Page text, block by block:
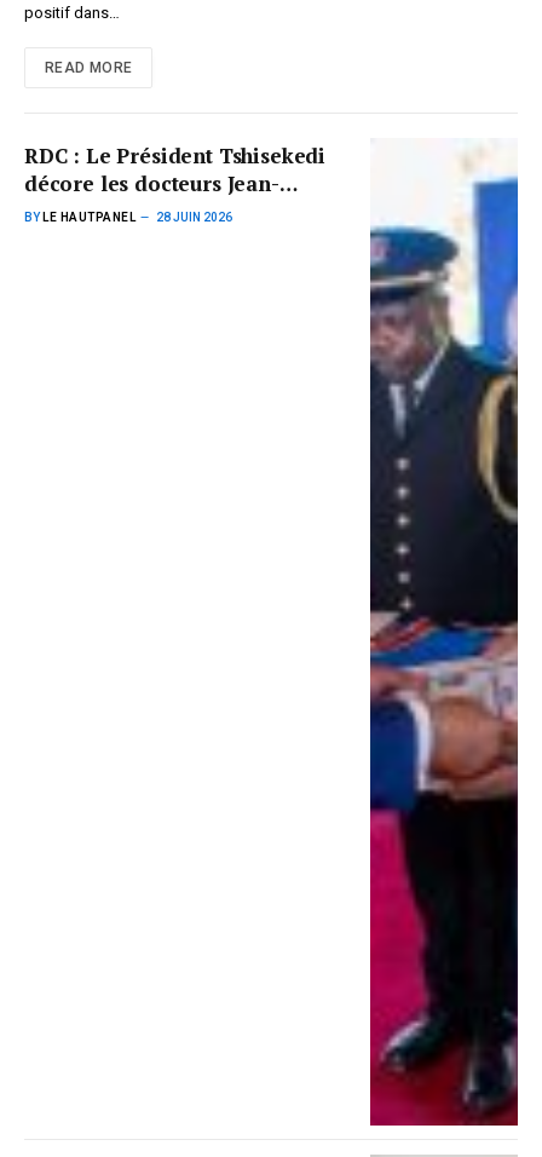
positif dans…
READ MORE
‎RDC : Le Président Tshisekedi
décore les docteurs Jean-
Jacques Muyembe Tamfum et
BY LE HAUTPANEL 28 JUIN 2026